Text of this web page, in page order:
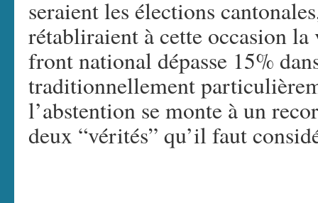
seraient les élections
rétabliraient à cette occasion
front national dépasse 15%
traditionnellement
l’abstention se monte à un
deux “vérités” qu’il faut